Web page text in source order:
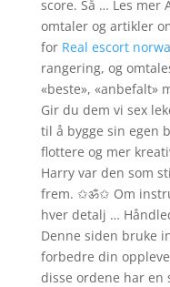
score. Så … Les
omtaler og artikler
for Real escort
rangering, og
«beste», «anbefalt»
Gir du dem vi sex
til å bygge sin egen
flottere og mer
Harry var den som
frem. ✩ॐ✩ Om
hver detalj …
Denne siden bruke
forbedre din
disse ordene har en